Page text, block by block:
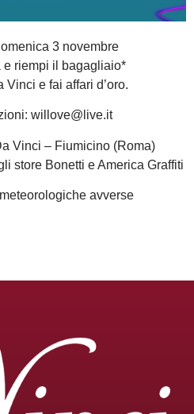
3 novembre
e riempi il bagagliaio*
e fai affari d’oro.
willove@live.it
Vinci – Fiumicino (Roma)
store Bonetti e America Graffiti
avverse